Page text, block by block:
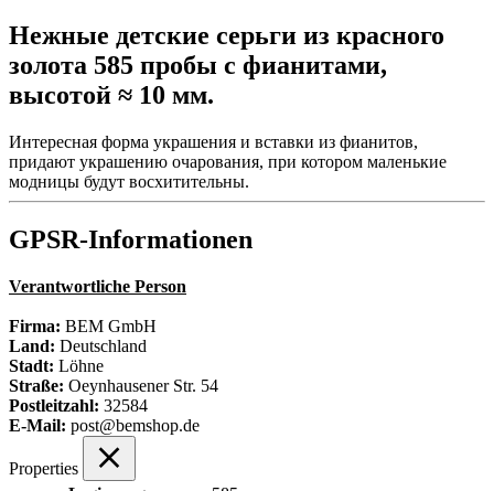
Нежные детские серьги из красного
золота 585 пробы с фианитами,
высотой ≈ 10 мм.
Интересная форма украшения и вставки из фианитов,
придают украшению очарования, при котором маленькие
модницы будут восхитительны.
GPSR-Informationen
Verantwortliche Person
Firma: BEM GmbH
Land: Deutschland
Stadt: Löhne
Straße: Oeynhausener Str. 54
Postleitzahl: 32584
E-Mail: post@bemshop.de
Properties